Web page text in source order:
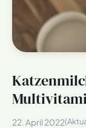
22. April 2022